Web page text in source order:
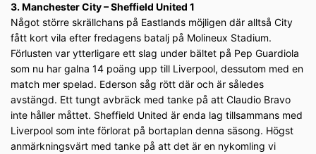
3. Manchester City – Sheffield United 1
Något större skrällchans på Eastlands möjligen där alltså City
fått kort vila efter fredagens batalj på Molineux Stadium.
Förlusten var ytterligare ett slag under bältet på Pep Guardiola
som nu har galna 14 poäng upp till Liverpool, dessutom med en
match mer spelad. Ederson såg rött där och är således
avstängd. Ett tungt avbräck med tanke på att Claudio Bravo
inte håller måttet. Sheffield United är enda lag tillsammans med
Liverpool som inte förlorat på bortaplan denna säsong. Högst
anmärkningsvärt med tanke på att det är en nykomling vi